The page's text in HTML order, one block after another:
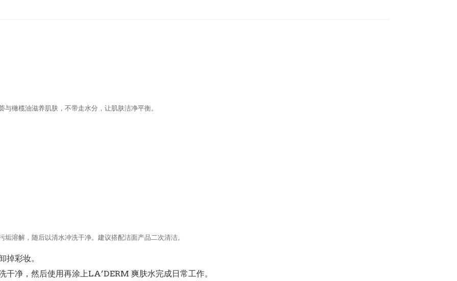
橄榄油滋养肌肤，不带走水分，让肌肤洁净平衡。
溶解，随后以清水冲洗干净。建议搭配洁面产品二次清洁。
掉彩妆。
干净，然后使用再涂上LA’DERM 爽肤水完成日常工作。